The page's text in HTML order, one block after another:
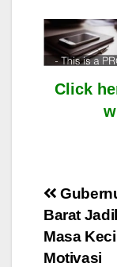
Click
Post
Barat
Masa
Motivasi